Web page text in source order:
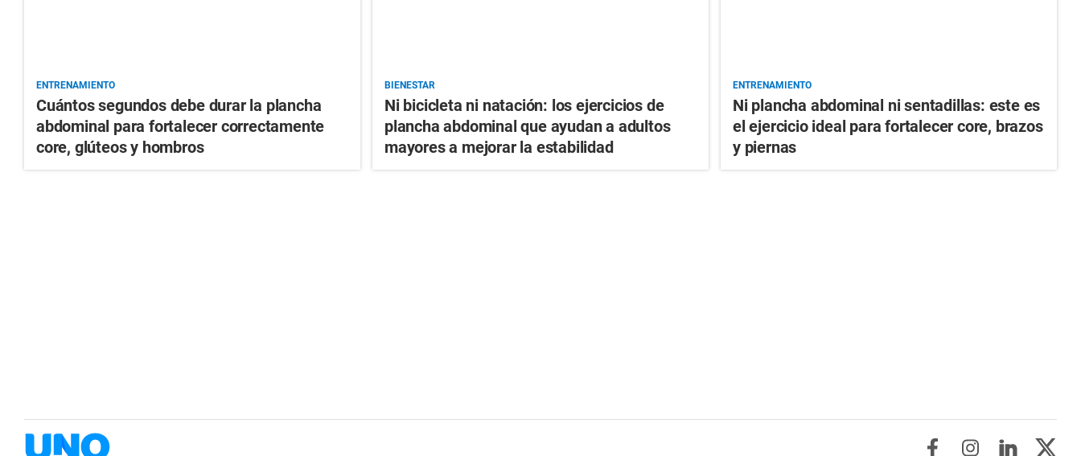
ENTRENAMIENTO
Cuántos segundos debe durar la plancha
abdominal para fortalecer correctamente
core, glúteos y hombros
BIENESTAR
Ni bicicleta ni natación: los ejercicios de
plancha abdominal que ayudan a adultos
mayores a mejorar la estabilidad
ENTRENAMIENTO
Ni plancha abdominal ni sentadillas: este es
el ejercicio ideal para fortalecer core, brazos
y piernas